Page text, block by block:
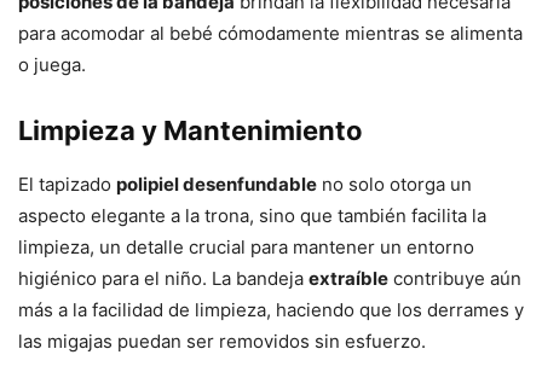
para acomodar al bebé cómodamente mientras se alimenta
o juega.
Limpieza y Mantenimiento
El tapizado polipiel desenfundable no solo otorga un
aspecto elegante a la trona, sino que también facilita la
limpieza, un detalle crucial para mantener un entorno
higiénico para el niño. La bandeja extraíble contribuye aún
más a la facilidad de limpieza, haciendo que los derrames y
las migajas puedan ser removidos sin esfuerzo.